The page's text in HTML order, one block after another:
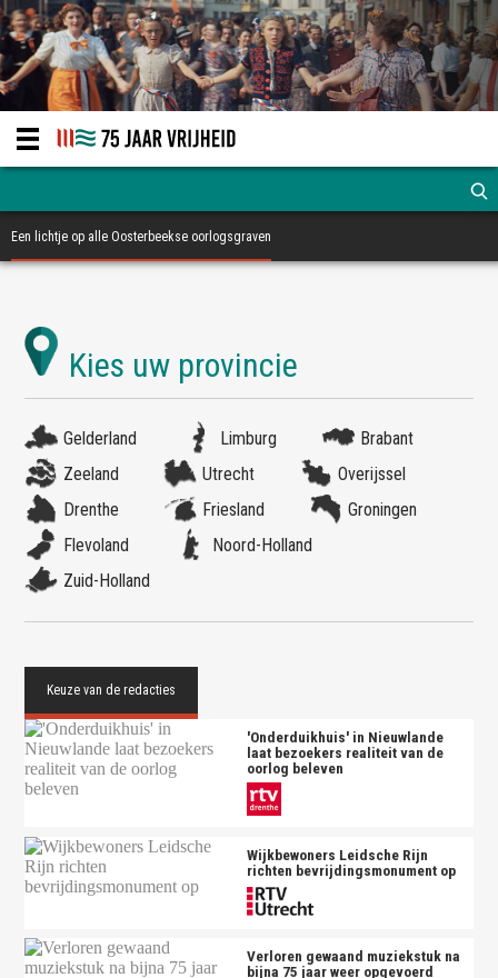
Een lichtje op alle Oosterbeekse oorlogsgraven
Gelderland Limburg
Brabant
Zeeland
Utrecht
Overijssel
Drenthe
Friesland
Groningen
Flevoland
Noord-Holland
Zuid-Holland
'Onderduikhuis' in Nieuwlande
laat bezoekers realiteit van de
oorlog beleven
Wijkbewoners Leidsche Rijn
richten bevrijdingsmonument op
Verloren gewaand muziekstuk na
bijna 75 jaar weer opgevoerd